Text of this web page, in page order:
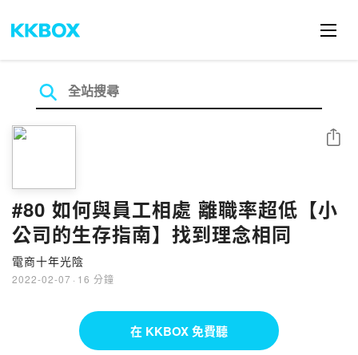
#80 如何與員工相處 離職率超低【小
公司的生存指南】找到理念相同
電商十年光陰
2022-02-07 · 16 分鐘
分享
在 KKBOX 免費聽